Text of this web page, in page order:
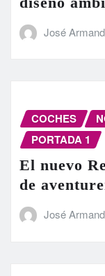
José
COCHES
PORTADA 1
El nuevo
de
José